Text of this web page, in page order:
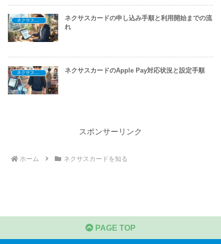
ネクサスカードを知る
ネクサスカードの申し込み手順と利用開始までの流
れ
ネクサスカードを知る ネクサスカードのApple Pay対応状況と設定手順
スポンサーリンク
ホーム ネクサスカードを知る
PAGE TOP